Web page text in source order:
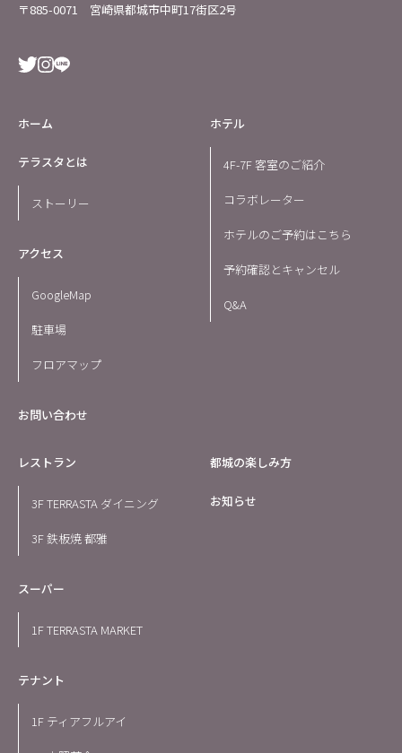
〒885-0071 宮崎県都城市中町17街区2号
ホーム
テラスタとは
ストーリー
アクセス
GoogleMap
駐車場
フロアマップ
お問い合わせ
ホテル
4F-7F 客室のご紹介
コラボレーター
ホテルのご予約はこちら
予約確認とキャンセル
Q&A
レストラン
3F TERRASTA ダイニング
3F 鉄板焼 都雅
スーパー
1F TERRASTA MARKET
テナント
1F ティアフルアイ
都城の楽しみ方
お知らせ